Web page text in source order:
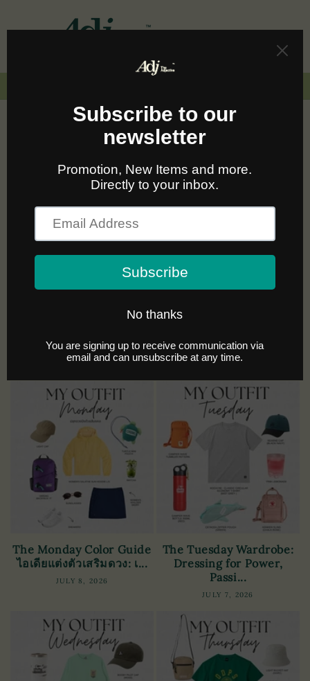
Mix&Match
คู่มือ Mix & Match "สีมงคล
JULY 10, 2026
Power and Fortune on
เสริม...
JULY 9, 2026
The Monday Color Guide
ไอเดียแต่งตัวเสริมดวง: เ...
JULY 8, 2026
The Tuesday Wardrobe:
Dressing for Power,
Passi...
JULY 7, 2026